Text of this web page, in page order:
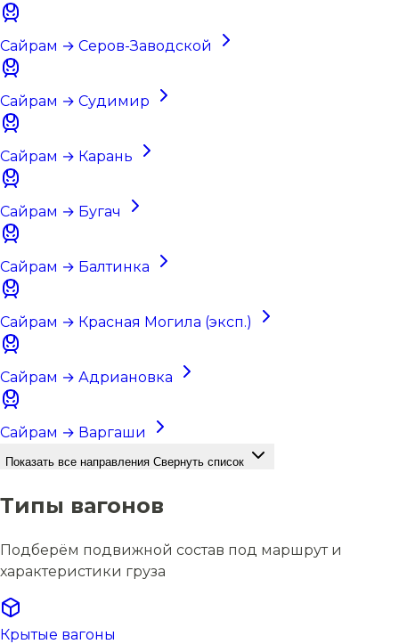
Сайрам → Серов-Заводской
Сайрам → Судимир
Сайрам → Карань
Сайрам → Бугач
Сайрам → Балтинка
Сайрам → Красная Могила (эксп.)
Сайрам → Адриановка
Сайрам → Варгаши
Показать все направления Свернуть список
Типы вагонов
Подберём подвижной состав под маршрут и
характеристики груза
Крытые вагоны